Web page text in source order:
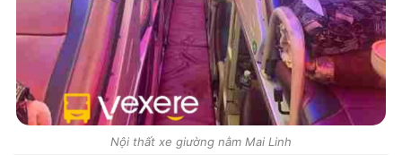
Nội thất xe giường nằm Mai Linh